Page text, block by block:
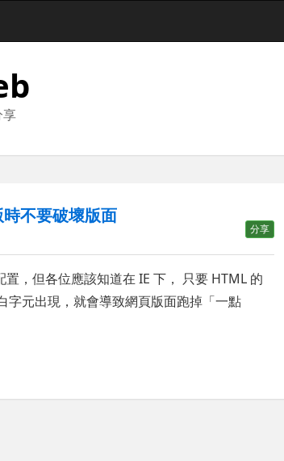
享
不要破壞版面
分享
，但各位應該知道在 IE 下， 只要 HTML 的
元出現，就會導致網頁版面跑掉「一點